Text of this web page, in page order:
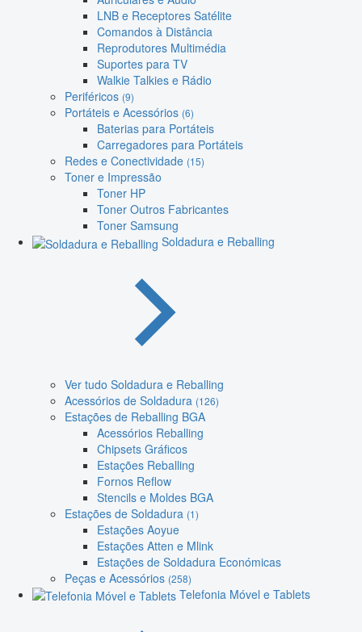
LNB e Receptores Satélite
Comandos à Distância
Reprodutores Multimédia
Suportes para TV
Walkie Talkies e Rádio
Periféricos (9)
Portáteis e Acessórios (6)
Baterias para Portáteis
Carregadores para Portáteis
Redes e Conectividade (15)
Toner e Impressão
Toner HP
Toner Outros Fabricantes
Toner Samsung
Soldadura e Reballing
Ver tudo Soldadura e Reballing
Acessórios de Soldadura (126)
Estações de Reballing BGA
Acessórios Reballing
Chipsets Gráficos
Estações Reballing
Fornos Reflow
Stencils e Moldes BGA
Estações de Soldadura (1)
Estações Aoyue
Estações Atten e Mlink
Estações de Soldadura Económicas
Peças e Acessórios (258)
Telefonia Móvel e Tablets